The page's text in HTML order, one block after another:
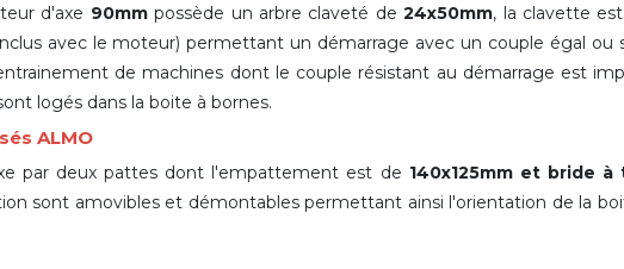
d'axe 90mmpossède un arbre claveté de24x50mm, la clavette
avec le moteur) permettant un démarrage avec un couple égal ou
de machines dont le couple résistant au démarrage est
logés dans la boite à bornes.
ALMO
par deux pattes dont l'empattement est de 140x125mm et bride à
sont amovibles et démontables permettant ainsi l'orientation de la